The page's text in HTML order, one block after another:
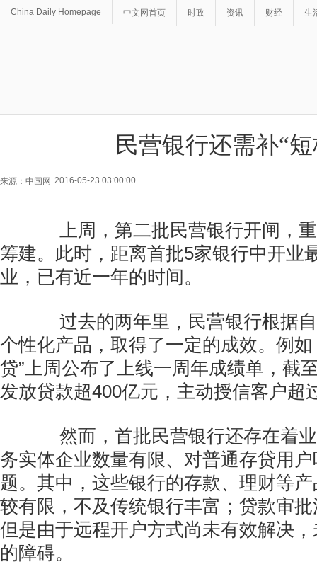
China Daily Homepage 中文网首页 时政 资讯 财经 生
民营银行还需补“短
来源：中国网 2016-05-23 03:00:00
上周，第二批民营银行开闸，重
筹建。此时，距离首批5家银行中开业
业，已有近一年的时间。
过去的两年里，民营银行根据自
个性化产品，取得了一定的成效。例
贷”上周公布了上线一周年成绩单，截
发放贷款超400亿元，主动授信客户超
然而，首批民营银行还存在着业
务实体企业数量有限、对普通存贷用
题。其中，这些银行的存款、理财等
较有限，不及传统银行丰富；贷款审
但是由于远程开户方式尚未有效解决
的障碍。